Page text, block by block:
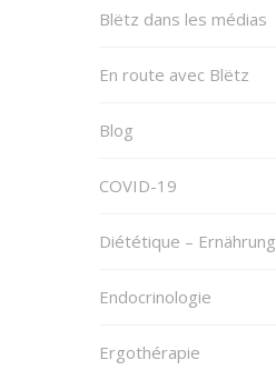
Blëtz dans les médias
En route avec Blëtz
Blog
COVID-19
Diététique – Ernährung
Endocrinologie
Ergothérapie